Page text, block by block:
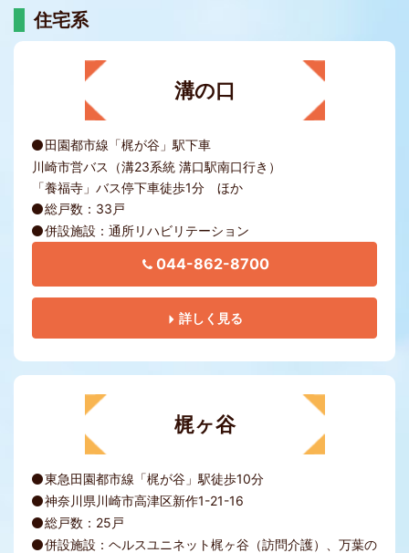
住宅系
溝の口
田園都市線「梶が谷」駅下車
川崎市営バス（溝23系統 溝口駅南口行き）
「養福寺」バス停下車徒歩1分 ほか
総戸数：33戸
併設施設：通所リハビリテーション
044-862-8700
詳しく見る
梶ヶ谷
東急田園都市線「梶が谷」駅徒歩10分
神奈川県川崎市高津区新作1-21-16
総戸数：25戸
併設施設：ヘルスユニネット梶ヶ谷（訪問介護）、万葉の